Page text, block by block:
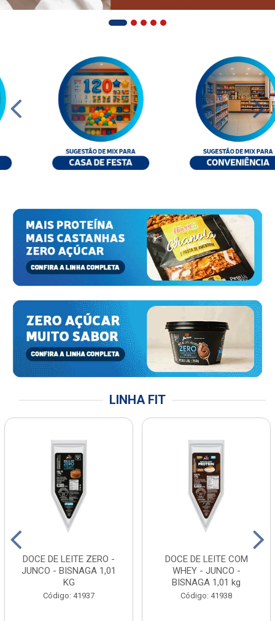
LINHA FIT
DOCE DE LEITE ZERO -
JUNCO - BISNAGA 1,01
KG
Código: 41937
DOCE DE LEITE COM
WHEY - JUNCO -
BISNAGA 1,01 kg
Código: 41938